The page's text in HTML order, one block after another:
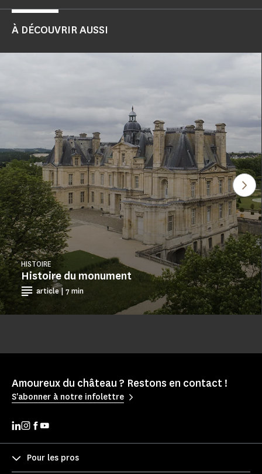
À DÉCOUVRIR AUSSI
Histoire du monument
HISTOIRE
article | 7 min
Amoureux du château ? Restons en contact !
S'abonner à notre infolettre
Pour les pros